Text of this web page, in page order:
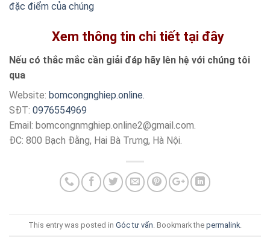
đặc điểm của chúng
Xem thông tin chi tiết tại đây
Nếu có thắc mắc cần giải đáp hãy lên hệ với chúng tôi
qua
Website: bomcongnghiep.online.
SĐT: 0976554969
Email: bomcongnmghiep.online2@gmail.com.
ĐC: 800 Bạch Đằng, Hai Bà Trưng, Hà Nội.
This entry was posted in Góc tư vấn . Bookmark the permalink